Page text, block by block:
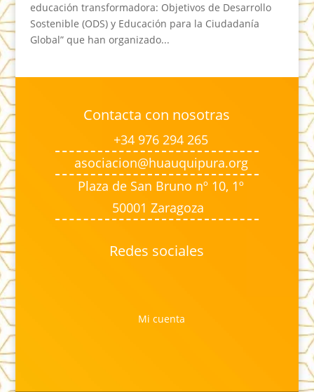
educación transformadora: Objetivos de Desarrollo
Sostenible (ODS) y Educación para la Ciudadanía
Global” que han organizado...
Contacta con nosotras
+34 976 294 265
asociacion@huauquipura.org
Plaza de San Bruno nº 10, 1º
50001 Zaragoza
Redes sociales
Mi cuenta